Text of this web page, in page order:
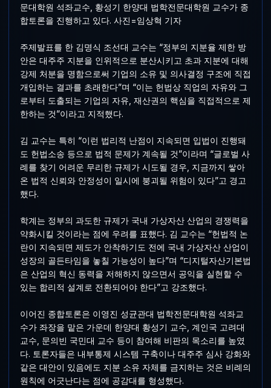
문대학원 석좌교수, 황성기 한양대 법학전문대학원 교수가 종
합토론을 진행하고 있다. 사진=임상혁 기자
주제발표를 한 김명식 조선대 교수는 “정부의 지분율 제한 방
안은 대주주 지분을 인위적으로 분산시키고 초과 지분에 대해
강제 처분을 명함으로써 기업의 소유 및 의사결정 구조에 직접
개입하는 결과를 초래한다”며 “이는 헌법상 직업의 자유와 그
로부터 도출되는 기업의 자유, 재산권의 핵심을 직접적으로 제
한하는 것”이라고 지적했다.
김 교수는 특히 “이런 법리적 난점이 지속되면 입법이 진행돼
도 헌법소송 등으로 법적 문제가 계속될 것”이라며 “글로벌 사
례를 찾기 어려운 무리한 규제가 시도될 경우, 지금까지 쌓아
온 법적 신뢰와 안정성이 일시에 붕괴될 위험이 있다”고 경고
했다.
학계는 정부의 과도한 규제가 국내 가상자산 산업의 경쟁력을
약화시킬 것이라는 점에 우려를 표했다. 김 교수는 “헌법적 논
란이 지속되면 제도가 안착하기도 전에 국내 가상자산 산업이
성장의 골든타임을 놓칠 가능성이 높다”며 “디지털자산기본법
은 산업의 혁신 동력을 저해하지 않으면서 공익을 실현할 수
있는 합리적 설계로 전환되어야 한다”고 강조했다.
이어진 종합토론은 이영진 성균관대 법학전문대학원 석좌교
수가 좌장을 맡은 가운데 한양대 황성기 교수, 계인국 고려대
교수, 문의빈 국민대 교수 등이 참여해 비판의 목소리를 높였
다. 토론자들은 내부통제 시스템 구축이나 대주주 심사 강화와
같은 대안이 있음에도 지분 소유 자체를 금지하는 것은 비례의
원칙에 어긋난다는 점에 공감대를 형성했다.